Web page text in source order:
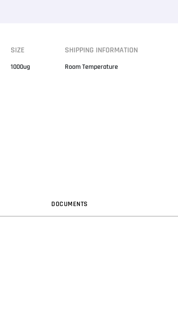
SIZE
1000ug
SHIPPING INFORMATION
Room Temperature
DOCUMENTS